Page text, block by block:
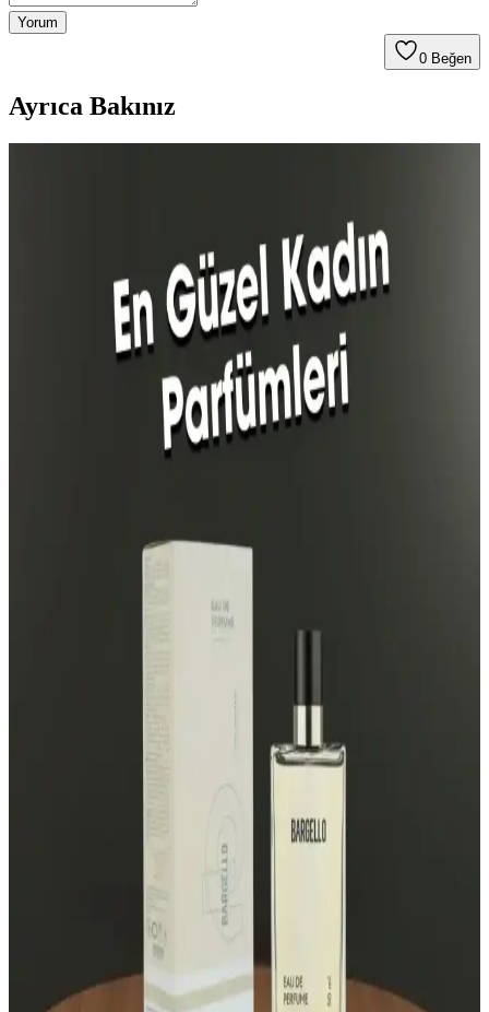
Yorum
0 Beğen
Ayrıca Bakınız
Avon'un V for Victory erkek parfümü, limon ve narenciye
notalarıyla ferah ve kalıcı bir koku sunar. Gün boyu tazelik ve enerji
sağlayan bu hafif parfüm, gençler ve aktif yaşam tarzı benimseyenler
Calvin Klein Contradiction ve Lancome La Nuit
Tresor Parfüm Karşılaştırması
Calvin Klein Contradiction ve Lancome La Nuit Tresor
parfümlerinin özellikleri, kullanıcı yorumları ve kullanım alanları
karşılaştırılarak, seçim yaparken dikkat edilmesi gerekenler
Artıran Kokuların Özellikleri
notalar ve kullanım ipuçlarıyla kişisel çekiciliği yükseltir. Kendine
güveni pekiştiren bu ürünler, etkileyici ve kalıcı kokular sunar.
uygun seçenekler sunar. Kendi tarzınıza uygun kokuyu seçmek için
notaları ve kullanım alanlarını dikkate alın.
Aqua Di Polo 1987 Blue Erkek Parfümü – Odunsu
Ferahlık ve Gün Boyu Kalıcılık (50 ml)
Aqua Di Polo 1987 Blue erkek parfümü, odunsu yapı ve temiz üst
notlarla günlük kullanım için çok yönlü bir tercih sunar. 50 ml EDP,
kalıcı tazelik ve sportif zarafeti bir araya getirir; Capri esintileriyle
enerjik bir imza kazandırır.
Bargello Parfüm Seçim Rehberi: Farklı Koku
Türleri ve Kalıcılık Özellikleri